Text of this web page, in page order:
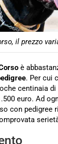
il prezzo
è
. Per cui
centinaia
euro. Ad
con pedigree